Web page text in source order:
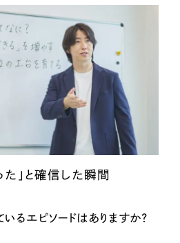
た」と確信した瞬間
るエピソードはありますか？